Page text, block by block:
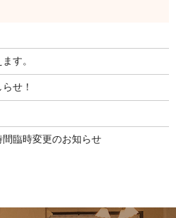
す。
せ！
間臨時変更のお知らせ